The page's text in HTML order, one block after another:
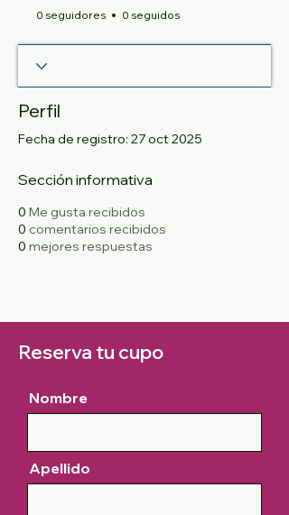
0 seguidores 0 seguidos
Perfil
Fecha de registro: 27 oct 2025
Sección informativa
0 Me gusta recibidos
0 comentarios recibidos
0 mejores respuestas
Reserva tu cupo
Nombre
Apellido